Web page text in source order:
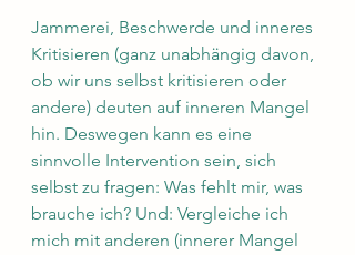
Jammerei, Beschwerde und inneres
Kritisieren (ganz unabhängig davon,
ob wir uns selbst kritisieren oder
andere) deuten auf inneren Mangel
hin. Deswegen kann es eine
sinnvolle Intervention sein, sich
selbst zu fragen: Was fehlt mir, was
brauche ich? Und: Vergleiche ich
mich mit anderen (innerer Mangel